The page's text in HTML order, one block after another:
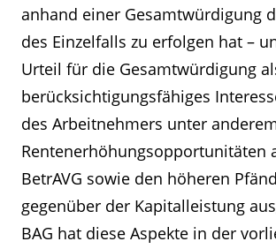
anhand einer Gesamtwürdigung
des Einzelfalls zu erfolgen hat –
Urteil für die Gesamtwürdigung
berücksichtigungsfähiges
des Arbeitnehmers unter
Rentenerhöhungsopportunitäten
BetrAVG sowie den höheren
gegenüber der Kapitalleistung
BAG hat diese Aspekte in der